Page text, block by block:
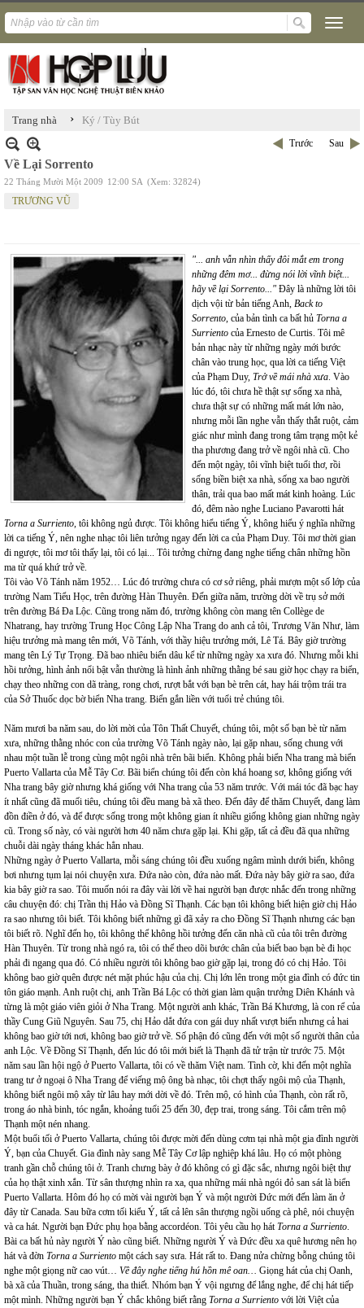
Trang nhà › Ký / Tùy Bút
Trước Sau
Về Lại Sorrento
22 Tháng Mười Một 2009 12:00 SA (Xem: 32824)
TRƯƠNG VŨ
"... anh vẫn nhìn thấy đôi mắt em trong
những đêm mơ... đừng nói lời vĩnh biệt...
hãy về lại Sorrento..." Đây là những lời tôi
dịch vội từ bản tiếng Anh, Back to
Sorrento, của bản tình ca bất hủ Torna a
Surriento của Ernesto de Curtis. Tôi mê
bản nhạc này từ những ngày mới bước
chân vào trung học, qua lời ca tiếng Việt
của Phạm Duy, Trở về mái nhà xưa. Vào
lúc đó, tôi chưa hề thật sự sống xa nhà,
chưa thật sự có những mất mát lớn nào,
nhưng mỗi lần nghe vẫn thấy thắt ruột, cảm
giác như mình đang trong tâm trạng một kẻ
tha phương đang trở về ngôi nhà cũ. Cho
đến một ngày, tôi vĩnh biệt tuổi thơ, rồi
sống biền biệt xa nhà, sống xa bao người
thân, trải qua bao mất mát kinh hoàng. Lúc
đó, đêm nào nghe Luciano Pavarotti hát
Torna a Surriento, tôi không ngủ được. Tôi không hiểu tiếng Ý, không hiểu ý nghĩa những
lời ca tiếng Ý, nên nghe nhạc tôi liên tưởng ngay đến lời ca của Phạm Duy. Tôi mơ thời gian
đi ngược, tôi mơ tôi thấy lại, tôi có lại... Tôi tưởng chừng đang nghe tiếng chân những hồn
ma từ quá khứ trở về.
Tôi vào Võ Tánh năm 1952… Lúc đó trường chưa có cơ sở riêng, phải mượn một số lớp của
trường Nam Tiểu Học, trên đường Hàn Thuyên. Đến giữa năm, trường dời về trụ sở mới
trên đường Bá Đa Lộc. Cũng trong năm đó, trường không còn mang tên Collège de
Nhatrang, hay trường Trung Học Công Lập Nha Trang do anh cả tôi, Trương Văn Như, làm
hiệu trưởng mà mang tên mới, Võ Tánh, với thầy hiệu trưởng mới, Lê Tá. Bây giờ trường
mang tên Lý Tự Trọng. Đã bao nhiêu biển dâu kể từ những ngày xa xưa đó. Nhưng mỗi khi
hồi tưởng, hình ảnh nổi bật vẫn thường là hình ảnh những thằng bé sau giờ học chạy ra biển,
chạy theo những con dã tràng, rong chơi, rượt bắt với bạn bè trên cát, hay hái trộm trái tra
của Sở Thuốc dọc bờ biển Nha trang. Biển gắn liền với tuổi trẻ chúng tôi.
Năm mươi ba năm sau, do lời mời của Tôn Thất Chuyết, chúng tôi, một số bạn bè từ năm
xưa, những thằng nhóc con của trường Võ Tánh ngày nào, lại gặp nhau, sống chung với
nhau một tuần lễ trong cùng một ngôi nhà trên bãi biển. Không phải biển Nha trang mà biển
Puerto Vallarta của Mễ Tây Cơ. Bãi biển chúng tôi đến còn khá hoang sơ, không giống với
Nha trang bây giờ nhưng khá giống với Nha trang của 53 năm trước. Với mái tóc đã bạc hay
ít nhất cũng đã muối tiêu, chúng tôi đều mang bà xã theo. Đến đây để thăm Chuyết, đang làm
đồn điền ở đó, và để được sống trong một không gian ít nhiều giống không gian những ngày
cũ. Trong số này, có vài người hơn 40 năm chưa gặp lại. Khi gặp, tất cả đều đã qua những
chuỗi dài ngày tháng khác hẳn nhau.
Những ngày ở Puerto Vallarta, mỗi sáng chúng tôi đều xuống ngâm mình dưới biển, không
bơi nhưng tụm lại nói chuyện xưa. Đứa nào còn, đứa nào mất. Đứa này bây giờ ra sao, đứa
kia bây giờ ra sao. Tôi muốn nói ra đây vài lời về hai người bạn được nhắc đến trong những
câu chuyện đó: chị Trần thị Hảo và Đồng Sĩ Thạnh. Các bạn tôi không biết hiện giờ chị Hảo
ra sao nhưng tôi biết. Tôi không biết những gì đã xảy ra cho Đồng Sĩ Thạnh nhưng các bạn
tôi biết rõ. Nghĩ đến họ, tôi không thể không hồi tưởng đến căn nhà cũ của tôi trên đường
Hàn Thuyên. Từ trong nhà ngó ra, tôi có thể theo dõi bước chân của biết bao bạn bè đi học
phải đi ngang qua đó. Có nhiều người tôi không bao giờ gặp lại, trong đó có chị Hảo. Tôi
không bao giờ quên được nét mặt phúc hậu của chị. Chị lớn lên trong một gia đình có đức tin
tôn giáo mạnh. Anh ruột chị, anh Trần Bá Lộc có thời gian làm quận trưởng Diên Khánh và
từng là một giáo viên giỏi ở Nha Trang. Một người anh khác, Trần Bá Khương, là con rể của
thầy Cung Giũ Nguyên. Sau 75, chị Hảo dắt đứa con gái duy nhất vượt biển nhưng cả hai
không bao giờ tới nơi, không bao giờ trở về. Số phận đó cũng đến với một số người thân của
anh Lộc. Về Đồng Sĩ Thạnh, đến lúc đó tôi mới biết là Thạnh đã tử trận từ trước 75. Một
năm sau lần hội ngộ ở Puerto Vallarta, tôi có về thăm Việt nam. Tình cờ, khi đến một nghĩa
trang tư ở ngoại ô Nha Trang để viếng mộ ông bà nhạc, tôi chợt thấy ngôi mộ của Thạnh,
không biết ngôi mộ xây từ lâu hay mới dời về đó. Trên mộ, có hình của Thạnh, còn rất rõ,
trong áo nhà binh, tóc ngắn, khoảng tuổi 25 đến 30, đẹp trai, trong sáng. Tôi cắm trên mộ
Thạnh một nén nhang.
Một buổi tối ở Puerto Vallarta, chúng tôi được mời đến dùng cơm tại nhà một gia đình người
Ý, bạn của Chuyết. Gia đình này sang Mễ Tây Cơ lập nghiệp khá lâu. Họ có một phòng
tranh gần chỗ chúng tôi ở. Tranh chưng bày ở đó không có gì đặc sắc, nhưng ngôi biệt thự
của họ thật xinh xắn. Từ sân thượng nhìn ra xa, qua những mái nhà ngói đỏ san sát là biển
Puerto Vallarta. Hôm đó họ có mời vài người bạn Ý và một người Đức mới đến làm ăn ở
đây từ Canada. Sau bữa cơm tối kiểu Ý, tất cả lên sân thượng ngồi uống cà phê, nói chuyện
và ca hát. Người bạn Đức phụ họa bằng accordéon. Tôi yêu cầu họ hátTorna a Surriento.
Bài ca bất hủ này người Ý nào cũng biết. Những người Ý và Đức đều xa quê hương nên họ
hát và đờn Torna a Surriento một cách say sưa. Hát rất to. Đang nửa chừng bỗng chúng tôi
nghe một giọng nữ cao vút… Về đây nghe tiếng hú hồn mê oan… Giọng hát của chị Oanh,
bà xã của Thuần, trong sáng, tha thiết. Nhóm bạn Ý vội ngưng để lắng nghe, để chị hát tiếp
một mình. Những người bạn Ý chắc không biết rằng Torna a Surriento với lời Việt của